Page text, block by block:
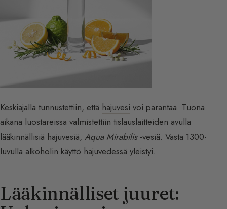
Keskiajalla tunnustettiin, että hajuvesi voi parantaa. Tuona
aikana luostareissa valmistettiin tislauslaitteiden avulla
lääkinnällisiä hajuvesiä, Aqua Mirabilis-vesiä. Vasta 1300-
luvulla alkoholin käyttö hajuvedessä yleistyi.
Lääkinnälliset juuret: